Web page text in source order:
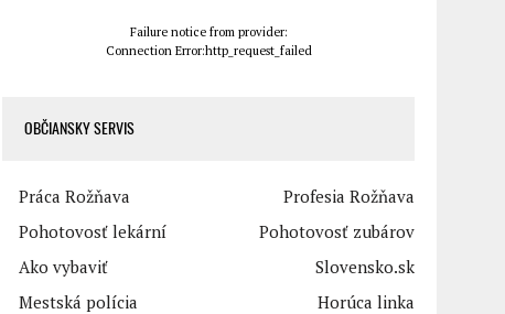
Failure notice from provider:
Connection Error:http_request_failed
OBČIANSKY SERVIS
Práca Rožňava
Profesia Rožňava
Pohotovosť lekární
Pohotovosť zubárov
Ako vybaviť
Slovensko.sk
Mestská polícia
Horúca linka